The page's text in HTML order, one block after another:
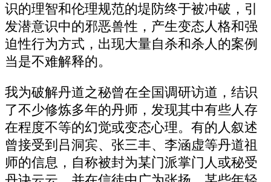
识的理智和伦理规范的堤防终于被冲破，引
发潜意识中的邪恶兽性，产生变态人格和强
迫性行为方式，出现大量自杀和杀人的案例
当是不难解释的。
我为破解丹道之秘曾在全国调研访道，结识
了不少修炼多年的丹师，发现其中有些人存
在程度不等的幻觉或变态心理。有的人叙述
曾接受到吕洞宾、张三丰、李涵虚等丹道祖
师的信息，自称被封为某门派掌门人或秘受